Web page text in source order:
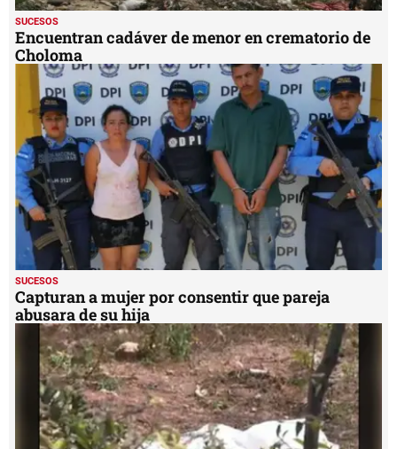
SUCESOS
Encuentran cadáver de menor en crematorio de
Choloma
SUCESOS
Capturan a mujer por consentir que pareja
abusara de su hija